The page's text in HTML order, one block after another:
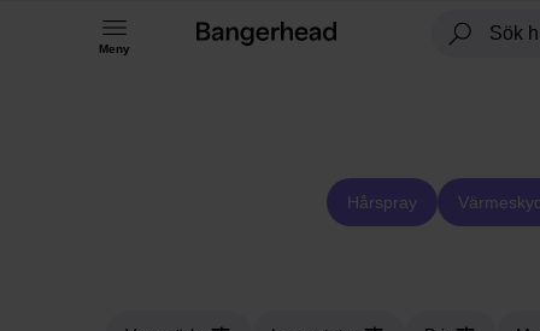
Meny
Hårspray